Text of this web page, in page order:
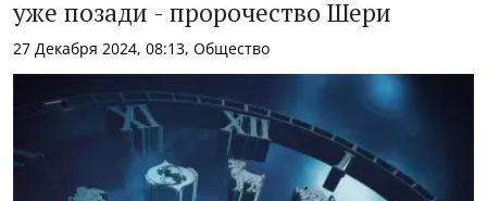
уже позади - пророчество Шери
27 Декабря 2024, 08:13, Общество